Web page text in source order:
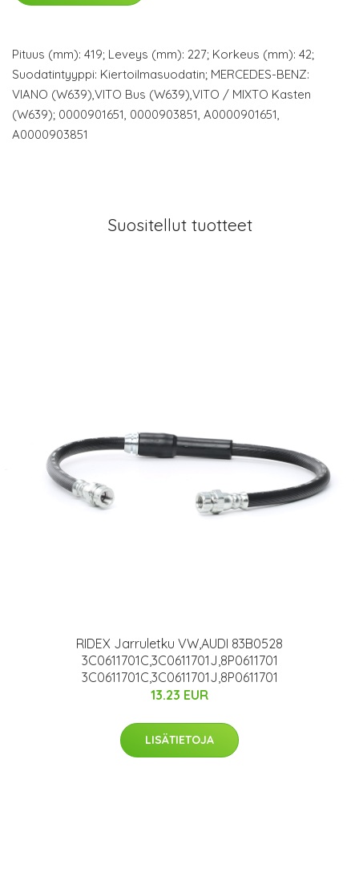
Pituus (mm): 419; Leveys (mm): 227; Korkeus (mm): 42;
Suodatintyyppi: Kiertoilmasuodatin; MERCEDES-BENZ:
VIANO (W639),VITO Bus (W639),VITO / MIXTO Kasten
(W639); 0000901651, 0000903851, A0000901651,
A0000903851
Suositellut tuotteet
RIDEX Jarruletku VW,AUDI 83B0528
3C0611701C,3C0611701J,8P0611701
3C0611701C,3C0611701J,8P0611701
13.23 EUR
LISÄTIETOJA